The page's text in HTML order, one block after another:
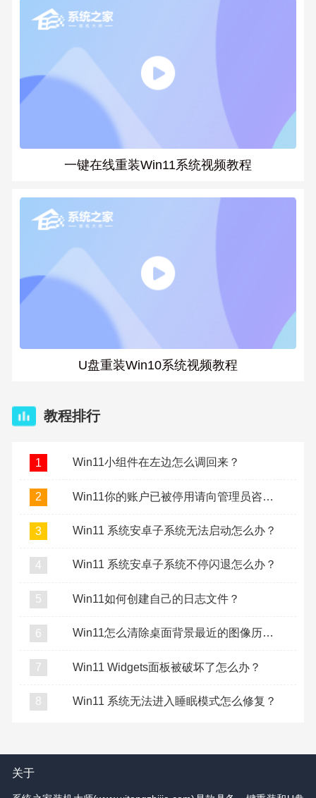
一键在线重装Win11系统视频教程
U盘重装Win10系统视频教程
教程排行
1 Win11小组件在左边怎么调回来？
2 Win11你的账户已被停用请向管理员咨询怎么办？
3 Win11 系统安卓子系统无法启动怎么办？
4 Win11 系统安卓子系统不停闪退怎么办？
5 Win11如何创建自己的日志文件？
6 Win11怎么清除桌面背景最近的图像历史记录？
7 Win11 Widgets面板被破坏了怎么办？
8 Win11 系统无法进入睡眠模式怎么修复？
关于